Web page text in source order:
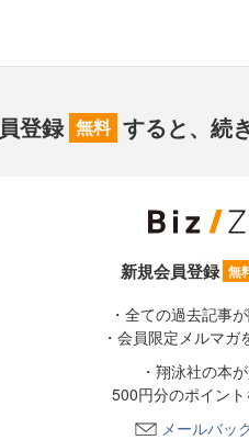
登録 無料 すると、続
新規会員登録 無
・全ての過去記事
・会員限定メルマガ
・翔泳社の本
500円分のポイン
メールバッ